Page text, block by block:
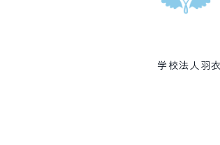
学校法人羽